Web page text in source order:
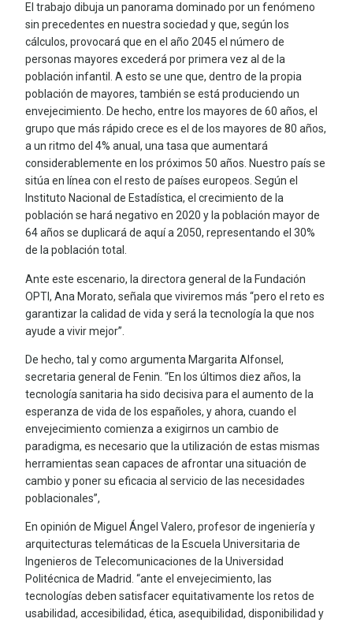
El trabajo dibuja un panorama dominado por un fenómeno
sin precedentes en nuestra sociedad y que, según los
cálculos, provocará que en el año 2045 el número de
personas mayores excederá por primera vez al de la
población infantil. A esto se une que, dentro de la propia
población de mayores, también se está produciendo un
envejecimiento. De hecho, entre los mayores de 60 años, el
grupo que más rápido crece es el de los mayores de 80 años,
a un ritmo del 4% anual, una tasa que aumentará
considerablemente en los próximos 50 años. Nuestro país se
sitúa en línea con el resto de países europeos. Según el
Instituto Nacional de Estadística, el crecimiento de la
población se hará negativo en 2020 y la población mayor de
64 años se duplicará de aquí a 2050, representando el 30%
de la población total.
Ante este escenario, la directora general de la Fundación
OPTI, Ana Morato, señala que viviremos más “pero el reto es
garantizar la calidad de vida y será la tecnología la que nos
ayude a vivir mejor”.
De hecho, tal y como argumenta Margarita Alfonsel,
secretaria general de Fenin. “En los últimos diez años, la
tecnología sanitaria ha sido decisiva para el aumento de la
esperanza de vida de los españoles, y ahora, cuando el
envejecimiento comienza a exigirnos un cambio de
paradigma, es necesario que la utilización de estas mismas
herramientas sean capaces de afrontar una situación de
cambio y poner su eficacia al servicio de las necesidades
poblacionales”,
En opinión de Miguel Ángel Valero, profesor de ingeniería y
arquitecturas telemáticas de la Escuela Universitaria de
Ingenieros de Telecomunicaciones de la Universidad
Politécnica de Madrid. “ante el envejecimiento, las
tecnologías deben satisfacer equitativamente los retos de
usabilidad, accesibilidad, ética, asequibilidad, disponibilidad y